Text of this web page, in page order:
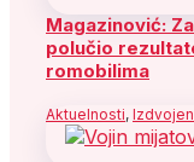
Magazinović:
polučio
romobilima
Aktuelnosti,